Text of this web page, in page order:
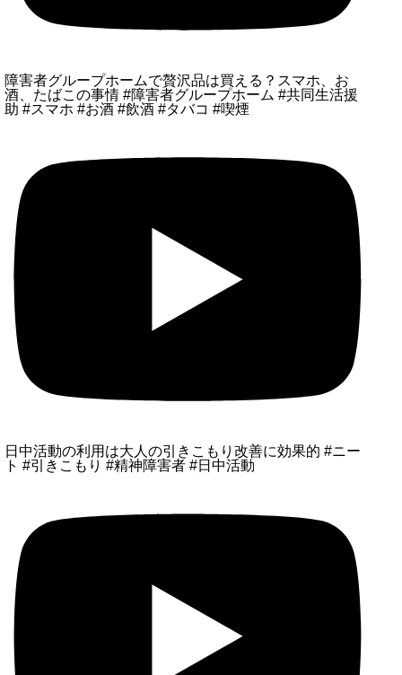
障害者グループホームで贅沢品は買える？スマホ、お
酒、たばこの事情 #障害者グループホーム #共同生活援
助 #スマホ #お酒 #飲酒 #タバコ #喫煙
日中活動の利用は大人の引きこもり改善に効果的 #ニー
ト #引きこもり #精神障害者 #日中活動